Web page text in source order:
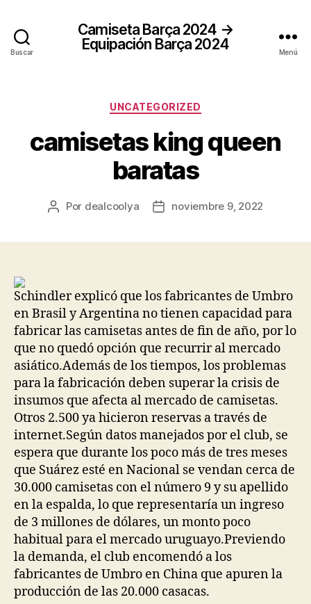
Buscar
Camiseta Barça 2024 →
Equipación Barça 2024
Menú
Categorías
UNCATEGORIZED
camisetas king queen
baratas
Autor
Por dealcoolya
Fechanoviembre 9, 2022
Schindler explicó que los fabricantes de Umbro
en Brasil y Argentina no tienen capacidad para
fabricar las camisetas antes de fin de año, por lo
que no quedó opción que recurrir al mercado
asiático.Además de los tiempos, los problemas
para la fabricación deben superar la crisis de
insumos que afecta al mercado de camisetas.
Otros 2.500 ya hicieron reservas a través de
internet.Según datos manejados por el club, se
espera que durante los poco más de tres meses
que Suárez esté en Nacional se vendan cerca de
30.000 camisetas con el número 9 y su apellido
en la espalda, lo que representaría un ingreso
de 3 millones de dólares, un monto poco
habitual para el mercado uruguayo.Previendo
la demanda, el club encomendó a los
fabricantes de Umbro en China que apuren la
producción de las 20.000 casacas.